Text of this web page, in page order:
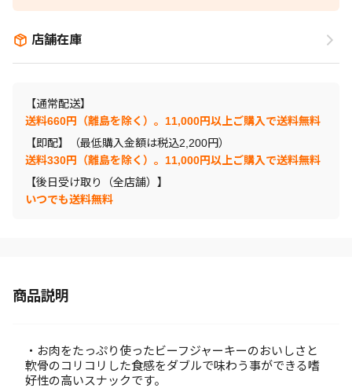
店舗在庫
【通常配送】
送料660円（離島を除く）。11,000円以上ご購入で送料無料
【即配】（最低購入金額は税込2,200円）
送料330円（離島を除く）。11,000円以上ご購入で送料無料
【後日受け取り（全店舗）】
いつでも送料無料
商品説明
・お肉をたっぷり使ったビーフジャーキーのおいしさと
軟骨のコリコリした食感をダブルで味わう事ができる嗜
好性の高いスナックです。